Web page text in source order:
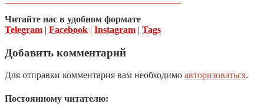
Читайте нас в удобном формате
Telegram | Facebook | Instagram | Tags
Добавить комментарий
Для отправки комментария вам необходимо авторизоваться.
Постоянному читателю: